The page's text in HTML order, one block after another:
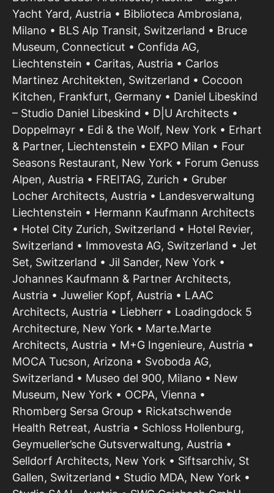
Yacht Yard, Austria • Biblioteca Ambrosiana,
Milano • BLS Alp Transit, Switzerland • Bruce
Museum, Connecticut • Confida AG,
Liechtenstein • Caritas, Austria • Carlos
Martinez Architekten, Switzerland • Cocoon
Kitchen, Frankfurt, Germany • Daniel Libeskind
– Studio Daniel Libeskind • D|U Architects •
Doppelmayr • Edi & the Wolf, New York • Erhart
& Partner, Liechtenstein • EXPO Milan • Four
Seasons Restaurant, New York • Forum Genuss
Alpen, Austria • FREITAG, Zurich • Gruber
Locher Architects, Austria • Landesverwaltung
Liechtenstein • Hermann Kaufmann Architects
• Hotel City Zurich, Switzerland • Hotel Revier,
Switzerland • Immovesta AG, Switzerland • Jet
Set, Switzerland • Jil Sander, New York •
Johannes Kaufmann & Partner Architects,
Austria • Juwelier Kopf, Austria • LAAC
Architects, Austria • Liebherr • Loadingdock 5
Architecture, New York • Marte.Marte
Architects, Austria • M+G Ingenieure, Austria •
MOCA Tucson, Arizona • Svoboda AG,
Switzerland • Museo del 900, Milano • New
Museum, New York • OCPA, Vienna •
Rhomberg Sersa Group • Rickatschwende
Health Retreat, Austria • Schloss Hollenburg,
Geymueller’sche Gutsverwaltung, Austria •
Selldorf Architects, New York • Siftsarchiv, St
Gallen, Switzerland • Studio MDA, New York •